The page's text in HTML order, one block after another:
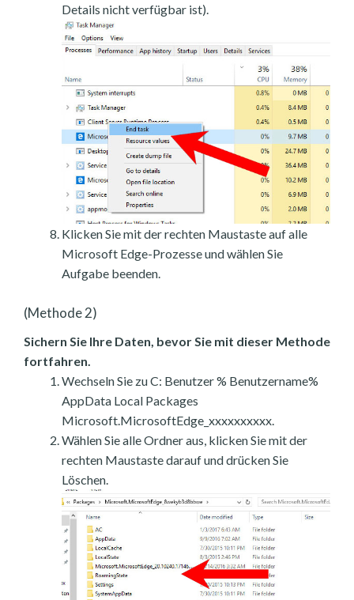
Details nicht verfügbar ist).
Klicken Sie mit der rechten Maustaste auf alle
Microsoft Edge-Prozesse und wählen Sie
Aufgabe beenden.
(Methode 2)
Sichern Sie Ihre Daten, bevor Sie mit dieser Methode
fortfahren.
Wechseln Sie zu C: Benutzer % Benutzername%
AppData Local Packages
Microsoft.MicrosoftEdge_xxxxxxxxxx.
Wählen Sie alle Ordner aus, klicken Sie mit der
rechten Maustaste darauf und drücken Sie
Löschen.